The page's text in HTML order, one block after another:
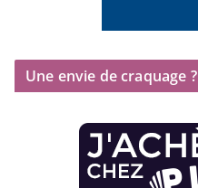
Une envie de craquage ?